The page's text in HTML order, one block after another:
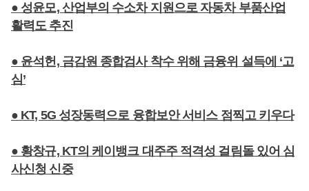
● 성윤모, 산업부의 수소차 지원으로 자동차 부품산업
활력도 추진
● 윤석헌, 금감원 종합검사 착수 위해 금융위 설득에 ‘고
심’
● KT, 5G 성장동력으로 융합보안 서비스 점찍고 키우다
● 황창규, KT의 케이뱅크 대주주 적격성 걸림돌 있어 심
사신청 신중